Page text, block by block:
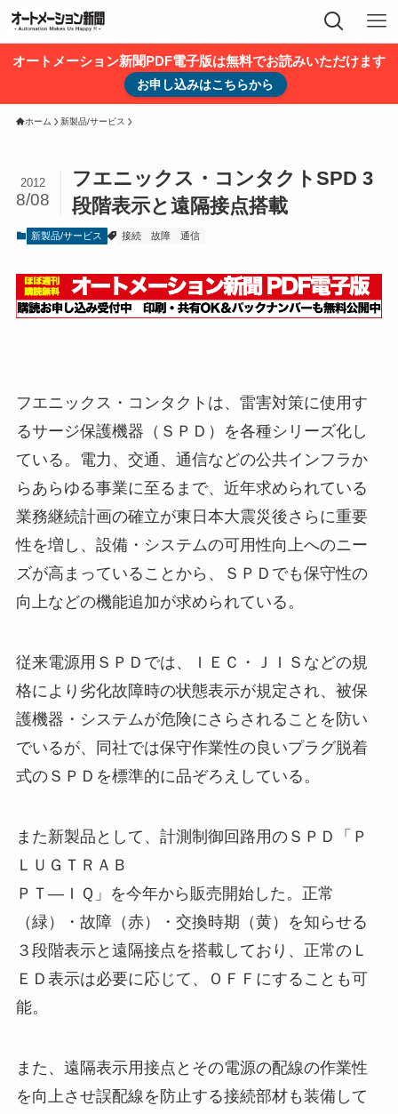
オートメーション新聞PDF電子版は無料でお読みいただけます
お申し込みはこちらから
ホーム 新製品/サービス
フエニックス・コンタクトSPD 3
段階表示と遠隔接点搭載
2012
8/08
新製品/サービス 接続 故障 通信
フエニックス・コンタクトは、雷害対策に使用す
るサージ保護機器（ＳＰＤ）を各種シリーズ化し
ている。電力、交通、通信などの公共インフラか
らあらゆる事業に至るまで、近年求められている
業務継続計画の確立が東日本大震災後さらに重要
性を増し、設備・システムの可用性向上へのニー
ズが高まっていることから、ＳＰＤでも保守性の
向上などの機能追加が求められている。
従来電源用ＳＰＤでは、ＩＥＣ・ＪＩＳなどの規
格により劣化故障時の状態表示が規定され、被保
護機器・システムが危険にさらされることを防い
でいるが、同社では保守作業性の良いプラグ脱着
式のＳＰＤを標準的に品ぞろえしている。
また新製品として、計測制御回路用のＳＰＤ「Ｐ
ＬＵＧＴＲＡＢ
ＰＴ―ＩＱ」を今年から販売開始した。正常
（緑）・故障（赤）・交換時期（黄）を知らせる
３段階表示と遠隔接点を搭載しており、正常のＬ
ＥＤ表示は必要に応じて、ＯＦＦにすることも可
能。
また、遠隔表示用接点とその電源の配線の作業性
を向上させ誤配線を防止する接続部材も装備して